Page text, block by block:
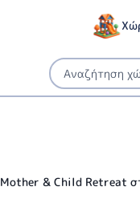
Mother & Child Retreat